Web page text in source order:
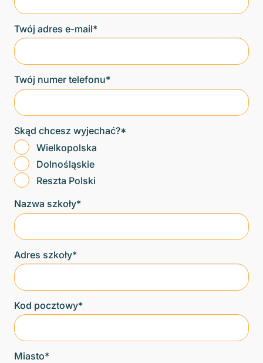
Twój adres e-mail*
Twój numer telefonu*
Skąd chcesz wyjechać?*
Wielkopolska
Dolnośląskie
Reszta Polski
Nazwa szkoły*
Adres szkoły*
Kod pocztowy*
Miasto*